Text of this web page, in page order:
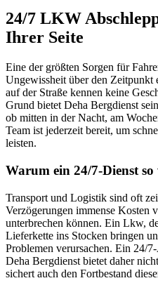
24/7 LKW
Ihrer Seite
Eine der größten Sorgen für
Ungewissheit über den
auf der Straße kennen keine
Grund bietet Deha Bergdienst
ob mitten in der Nacht, am
Team ist jederzeit bereit, um
leisten.
Warum ein 24/7-Dienst
Transport und Logistik sind oft
Verzögerungen immense Kosten
unterbrechen können. Ein Lkw,
Lieferkette ins Stocken bringen
Problemen verursachen. Ein 24/
Deha Bergdienst bietet daher
sichert auch den Fortbestand